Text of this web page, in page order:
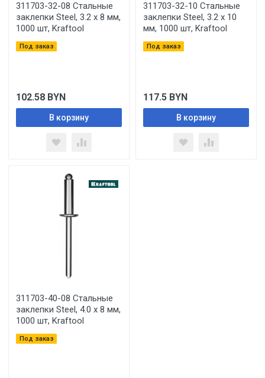
311703-32-08 Стальные
заклепки Steel, 3.2 х 8 мм,
1000 шт, Kraftool
Под заказ
102.58 BYN
В корзину
311703-32-10 Стальные
заклепки Steel, 3.2 х 10
мм, 1000 шт, Kraftool
Под заказ
117.5 BYN
В корзину
311703-40-08 Стальные
заклепки Steel, 4.0 х 8 мм,
1000 шт, Kraftool
Под заказ